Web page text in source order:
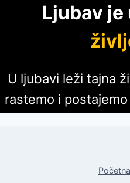
Ljubav
U ljubavi leži tajna
rastemo i postajemo
Početna